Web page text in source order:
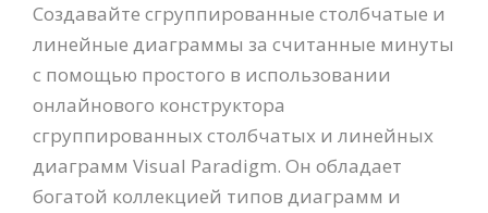
Создавайте сгруппированные столбчатые и
линейные диаграммы за считанные минуты
с помощью простого в использовании
онлайнового конструктора
сгруппированных столбчатых и линейных
диаграмм Visual Paradigm. Он обладает
богатой коллекцией типов диаграмм и